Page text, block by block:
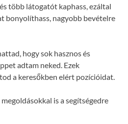
több látogatót kaphass, ezáltal
bonyolíthass, nagyobb bevételre
hogy sok hasznos és
adtam neked. Ezek
a keresőkben elért pozícióidat.
is a segítségedre